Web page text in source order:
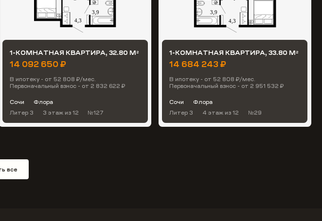
1-КОМНАТНАЯ КВАРТИРА, 32.80 М 2
14 092 650 ₽
В ипотеку - от 52 808 ₽/мес.
Первоначальный взнос - от 2 832 622 ₽
Сочи
Флора
Литер 3
3 этаж из 12 №127
1-КОМНАТНАЯ КВАРТИРА, 33.80 М 2
14 684 243 ₽
В ипотеку - от 52 808 ₽/мес.
Первоначальный взнос - от 2 951 532 ₽
Сочи
Флора
Литер 3
4 этаж из 12 №29
все